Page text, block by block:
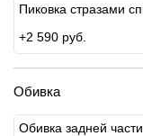
Пиковка стразами
+2 590 руб.
Обивка
Обивка задней